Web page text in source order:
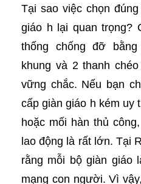
Tại sao việc chọn
giáo h lại quan trọng?
thống chống đỡ
khung và 2 thanh
vững chắc. Nếu bạn
cấp giàn giáo h kém uy
hoặc mối hàn thủ
lao động là rất lớn. Tại
rằng mỗi bộ giàn giáo
mạng con người. Vì